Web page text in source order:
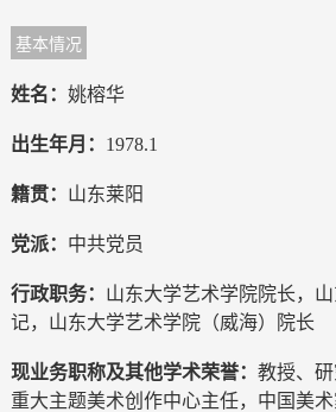
基本情况
姓名： 姚榕华
出生年月： 1978.1
籍贯： 山东莱阳
党派： 中共党员
行政职务： 山东大学艺术学院院长，
记，山东大学艺术学院（威海）院长
现业务职称及其他学术荣誉： 教授、
重大主题美术创作中心主任，中国美